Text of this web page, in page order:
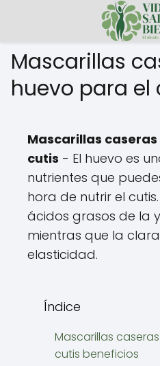
Mascarillas
huevo para el
Mascarillas
cutis - El huevo es
nutrientes que
hora de nutrir el
ácidos grasos de la
mientras que la
elasticidad.
Índice
Mascarillas
cutis beneficios